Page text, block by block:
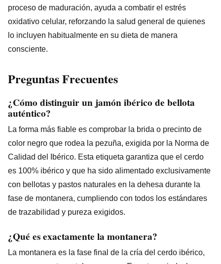
proceso de maduración, ayuda a combatir el estrés
oxidativo celular, reforzando la salud general de quienes
lo incluyen habitualmente en su dieta de manera
consciente.
Preguntas Frecuentes
¿Cómo distinguir un jamón ibérico de bellota
auténtico?
La forma más fiable es comprobar la brida o precinto de
color negro que rodea la pezuña, exigida por la Norma de
Calidad del Ibérico. Esta etiqueta garantiza que el cerdo
es 100% ibérico y que ha sido alimentado exclusivamente
con bellotas y pastos naturales en la dehesa durante la
fase de montanera, cumpliendo con todos los estándares
de trazabilidad y pureza exigidos.
¿Qué es exactamente la montanera?
La montanera es la fase final de la cría del cerdo ibérico,